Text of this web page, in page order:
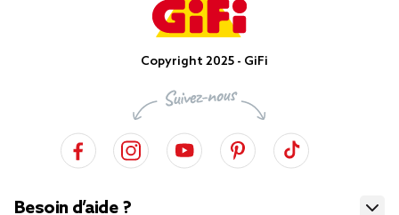
Copyright 2025 - GiFi
Besoin d’aide ?